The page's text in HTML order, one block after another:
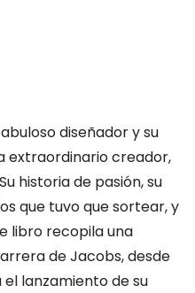
diseñador y su
extraordinario creador,
historia de pasión, su
que tuvo que sortear, y
libro recopila una
de Jacobs, desde
el lanzamiento de su